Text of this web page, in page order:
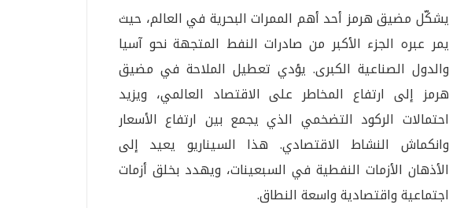
يشكّل مضيق هرمز أحد أهم الممرات البحرية في العالم، حيث
يمر عبره الجزء الأكبر من صادرات النفط المتجهة نحو آسيا
والدول الصناعية الكبرى. يؤدي تعطيل الملاحة في مضيق
هرمز إلى ارتفاع المخاطر على الاقتصاد العالمي، ويزيد
احتمالات الركود التضخمي الذي يجمع بين ارتفاع الأسعار
وانكماش النشاط الاقتصادي. هذا السيناريو يعيد إلى
الأذهان الأزمات النفطية في السبعينات، ويهدد بخلق أزمات
اجتماعية واقتصادية واسعة النطاق.